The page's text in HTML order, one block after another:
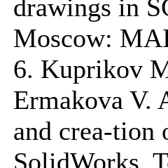
drawings in
Moscow:
6. Kuprikov
Ermakova V.
and crea-tion
SolidWorks.